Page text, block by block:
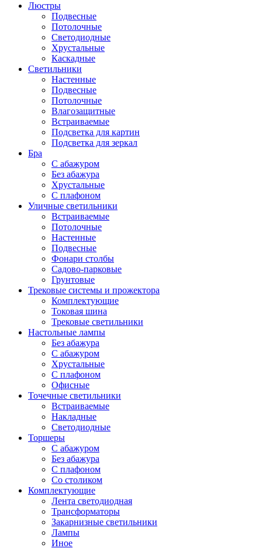
Люстры
Подвесные
Потолочные
Светодиодные
Хрустальные
Каскадные
Светильники
Настенные
Подвесные
Потолочные
Влагозащитные
Встраиваемые
Подсветка для картин
Подсветка для зеркал
Бра
С абажуром
Без абажура
Хрустальные
С плафоном
Уличные светильники
Встраиваемые
Потолочные
Настенные
Подвесные
Фонари столбы
Садово-парковые
Грунтовые
Трековые системы и прожектора
Комплектующие
Токовая шина
Трековые светильники
Настольные лампы
Без абажура
С абажуром
Хрустальные
С плафоном
Офисные
Точечные светильники
Встраиваемые
Накладные
Светодиодные
Торшеры
С абажуром
Без абажура
С плафоном
Со столиком
Комплектующие
Лента светодиодная
Трансформаторы
Закарнизные светильники
Лампы
Иное